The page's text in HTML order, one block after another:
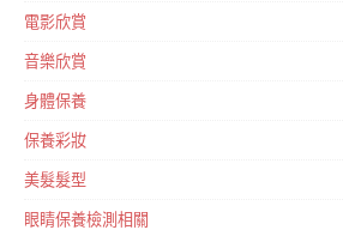
電影欣賞
音樂欣賞
身體保養
保養彩妝
美髮髮型
眼睛保養檢測相關